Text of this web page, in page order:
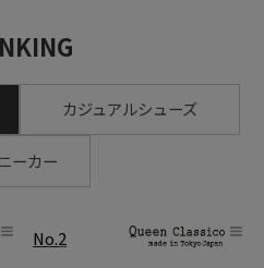
カジュアルシューズ
ーカー